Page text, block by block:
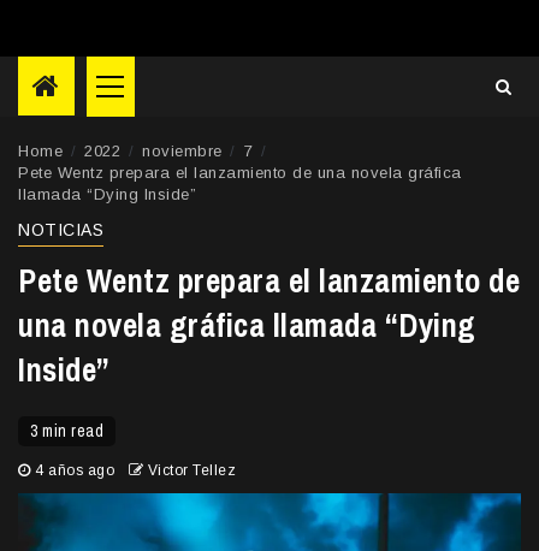
Primary
Menu
Home 2022 noviembre
7
Pete Wentz prepara el lanzamiento de una novela gráfica
llamada “Dying Inside”
NOTICIAS
Pete Wentz prepara el lanzamiento de
una novela gráfica llamada “Dying
Inside”
3 min read
4 años ago Victor Tellez